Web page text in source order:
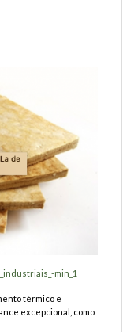
min_1
térmico e
excepcional, como